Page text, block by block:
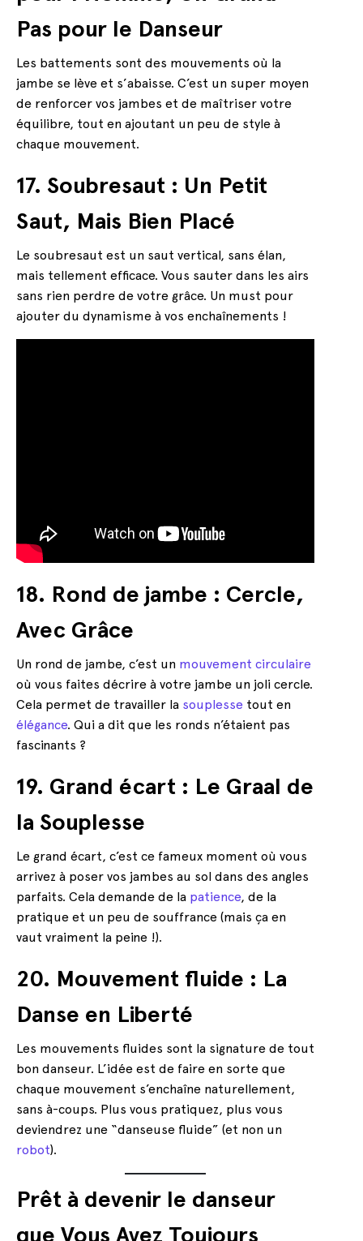
Pas pour le Danseur
Les battements sont des mouvements où la
jambe se lève et s’abaisse. C’est un super moyen
de renforcer vos jambes et de maîtriser votre
équilibre, tout en ajoutant un peu de style à
chaque mouvement.
17. Soubresaut : Un Petit
Saut, Mais Bien Placé
Le soubresaut est un saut vertical, sans élan,
mais tellement efficace. Vous sauter dans les airs
sans rien perdre de votre grâce. Un must pour
ajouter du dynamisme à vos enchaînements !
18. Rond de jambe : Cercle,
Avec Grâce
Un rond de jambe, c’est un mouvement circulaire
où vous faites décrire à votre jambe un joli cercle.
Cela permet de travailler la souplesse tout en
élégance. Qui a dit que les ronds n’étaient pas
fascinants ?
19. Grand écart : Le Graal de
la Souplesse
Le grand écart, c’est ce fameux moment où vous
arrivez à poser vos jambes au sol dans des angles
parfaits. Cela demande de la patience, de la
pratique et un peu de souffrance (mais ça en
vaut vraiment la peine !).
20. Mouvement fluide : La
Danse en Liberté
Les mouvements fluides sont la signature de tout
bon danseur. L’idée est de faire en sorte que
chaque mouvement s’enchaîne naturellement,
sans à-coups. Plus vous pratiquez, plus vous
deviendrez une “danseuse fluide” (et non un
robot).
Prêt à devenir le danseur
que Vous Avez Toujours